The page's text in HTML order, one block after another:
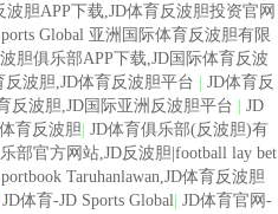
胆APP下载,JD体育反波胆投资官网
Global 亚洲国际体育反波胆有限
胆俱乐部APP下载,JD国际体育反波
反波胆,JD体育反波胆平台
JD体育反
反波胆,JD国际亚洲反波胆平台
JD
育反波胆 JD体育俱乐部(反波胆)有
部官方网站,JD反波胆|football lay bet
Taruhanlawan,JD体育反波胆
JD体育-JD Sports Global JD体育官网-